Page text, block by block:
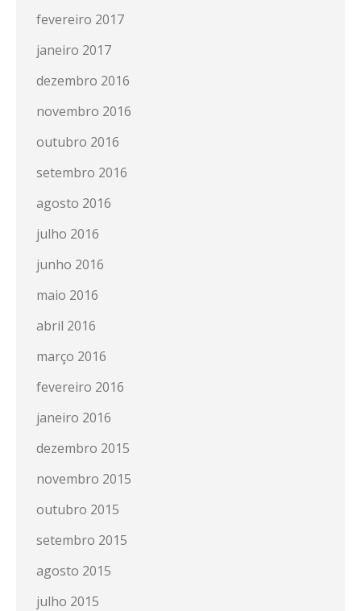
fevereiro 2017
janeiro 2017
dezembro 2016
novembro 2016
outubro 2016
setembro 2016
agosto 2016
julho 2016
junho 2016
maio 2016
abril 2016
março 2016
fevereiro 2016
janeiro 2016
dezembro 2015
novembro 2015
outubro 2015
setembro 2015
agosto 2015
julho 2015